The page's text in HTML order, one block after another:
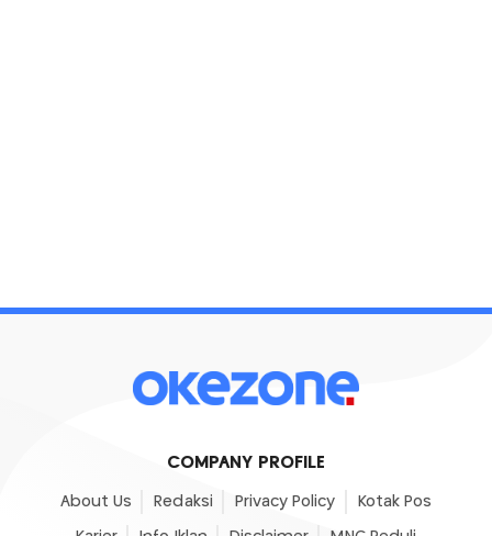
COMPANY PROFILE
About Us Redaksi Privacy Policy Kotak Pos